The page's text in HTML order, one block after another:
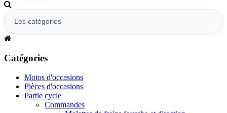
Catégories
Motos d'occasions
Pièces d'occasions
Partie cycle
Commandes